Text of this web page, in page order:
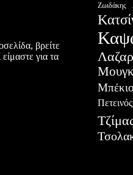
βρείτε
είμαστε για τα
Ζωιδάκης
Πετεινός